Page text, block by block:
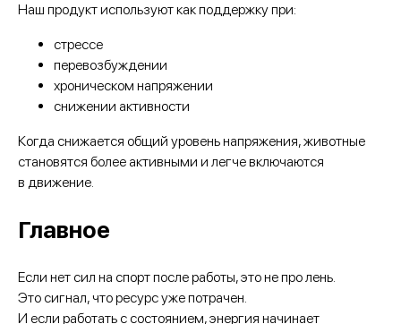
Наш продукт используют как поддержку при:
стрессе
перевозбуждении
хроническом напряжении
снижении активности
Когда снижается общий уровень напряжения, животные
становятся более активными и легче включаются
в движение.
Главное
Если нет сил на спорт после работы, это не про лень.
Это сигнал, что ресурс уже потрачен.
И если работать с состоянием, энергия начинает